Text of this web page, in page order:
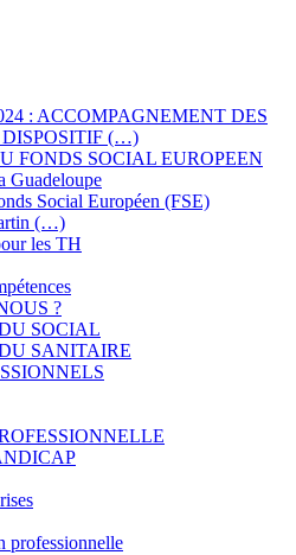
: ACCOMPAGNEMENT DES
(…)
FONDS SOCIAL EUROPEEN
Guadeloupe
Social Européen (FSE)
(…)
les TH
?
SOCIAL
SANITAIRE
professionnelle